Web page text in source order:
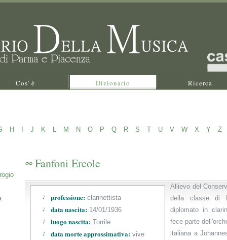
Cos' è Dizionario Ricerca
H J K L M N O P Q R S T U V W X Y
Z
Fanfoni Ercole
professione: clarinettista
data nascita: 14/01/1936
luogo nascita: Torrile
data morte approssimativa: vive
Allievo del
della classe di
diplomato in
fece parte
italiana a